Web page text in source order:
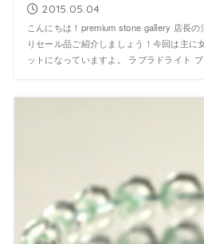
2015.05.04
こんにちは！premium stone gallery 店長
りセール品ご紹介しましょう！今回は主に
ットになっていますよ。 ラブラドライト ブ